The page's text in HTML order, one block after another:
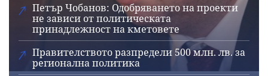
Петър Чобанов: Одобряването на проекти
не зависи от политическата
принадлежност на кметовете
Правителството разпредели 500 млн. лв. за
регионална политика